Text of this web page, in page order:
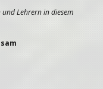
und Lehrern in diesem